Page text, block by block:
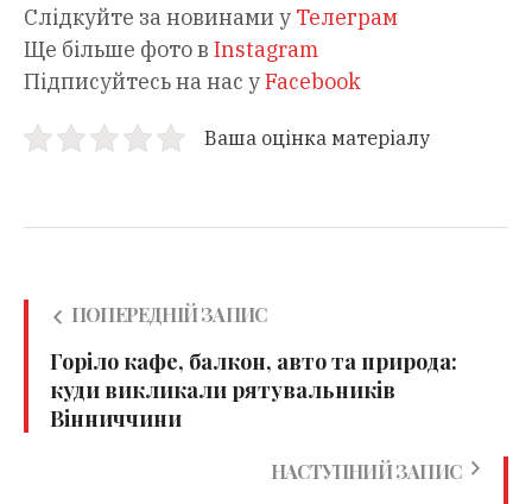
Слідкуйте за новинами у Телеграм
Ще більше фото в Instagram
Підписуйтесь на нас уFacebook
Ваша оцінка матеріалу
ПОПЕРЕДНІЙ ЗАПИС
Горіло кафе, балкон, авто та природа:
куди викликали рятувальників
Вінниччини
НАСТУПНИЙ ЗАПИС